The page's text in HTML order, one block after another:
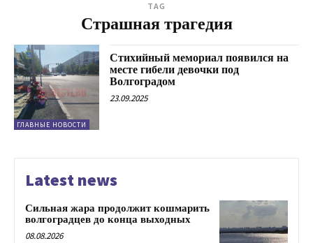
TAG
Страшная трагедия
ГЛАВНЫЕ НОВОСТИ
Стихийный мемориал появился на
месте гибели девочки под
Волгоградом
23.09.2025
Latest news
Сильная жара продолжит кошмарить
волгоградцев до конца выходных
08.08.2026